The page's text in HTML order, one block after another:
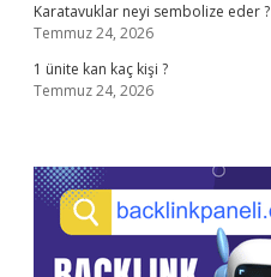
Karatavuklar neyi sembolize eder ?
Temmuz 24, 2026
1 ünite kan kaç kişi ?
Temmuz 24, 2026